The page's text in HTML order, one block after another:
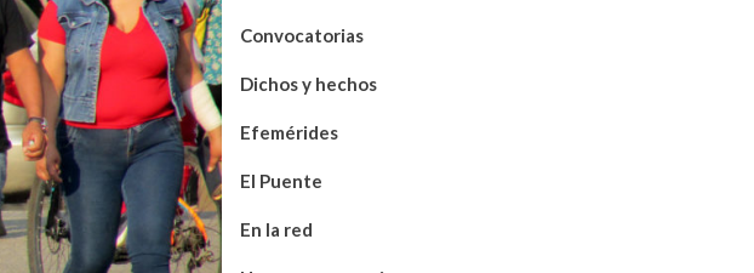
Convocatorias
Dichos y hechos
Efemérides
El Puente
En la red